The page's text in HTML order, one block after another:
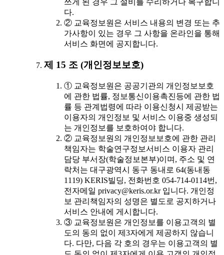
다.
② 교육정보원은 서비스 내용의 변경 또는 추
가사항이 있는 경우 그 사항을 온라인을 통해
서비스 화면에 공지합니다.
제 15 조 (개인정보보호)
① 교육정보원은 공공기관의 개인정보보호
에 관한 법률, 정보통신이용촉진등에 관한 법
률 등 관계법령에 따라 이용신청시 제공받는
이용자의 개인정보 및 서비스 이용중 생성되
는 개인정보를 보호하여야 합니다.
② 교육정보원의 개인정보보호에 관한 관리
책임자는 학술연구정보서비스 이용자 관리
담당 부서장(학술정보본부)이며, 주소 및 연
락처는 대구광역시 동구 동내로 64(동내동
1119) KERIS빌딩, 전화번호 054-714-0114번,
전자메일 privacy@keris.or.kr 입니다. 개인정
보 관리책임자의 성명은 별도로 공지하거나
서비스 안내에 게시합니다.
③ 교육정보원은 개인정보를 이용고객의 별
도의 동의 없이 제3자에게 제공하지 않습니
다. 다만, 다음 각 호의 경우는 이용고객의 별